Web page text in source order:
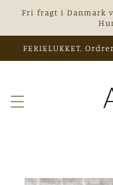
Gå til
Fri fragt i Danmark
FERIELUKKET.